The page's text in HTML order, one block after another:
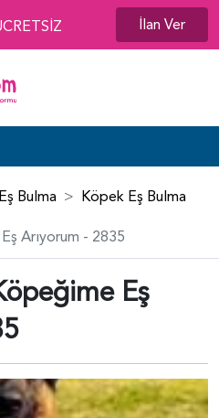
İlan Ver
Bulma
Köpek Eş Bulma
Arıyorum - 2835
Eş